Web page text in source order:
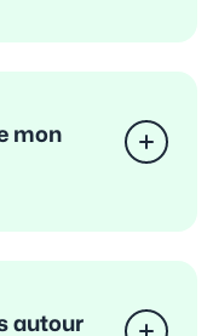
mon
autour